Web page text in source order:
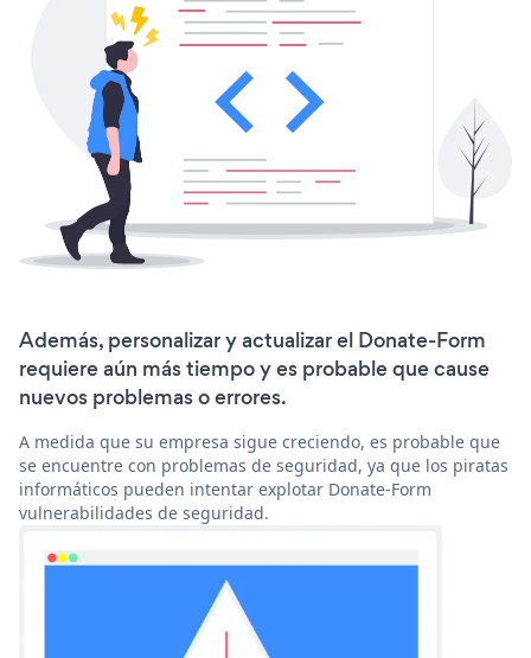
Además, personalizar y actualizar el Donate-Form
requiere aún más tiempo y es probable que cause
nuevos problemas o errores.
A medida que su empresa sigue creciendo, es probable que
se encuentre con problemas de seguridad, ya que los piratas
informáticos pueden intentar explotar Donate-Form
vulnerabilidades de seguridad.